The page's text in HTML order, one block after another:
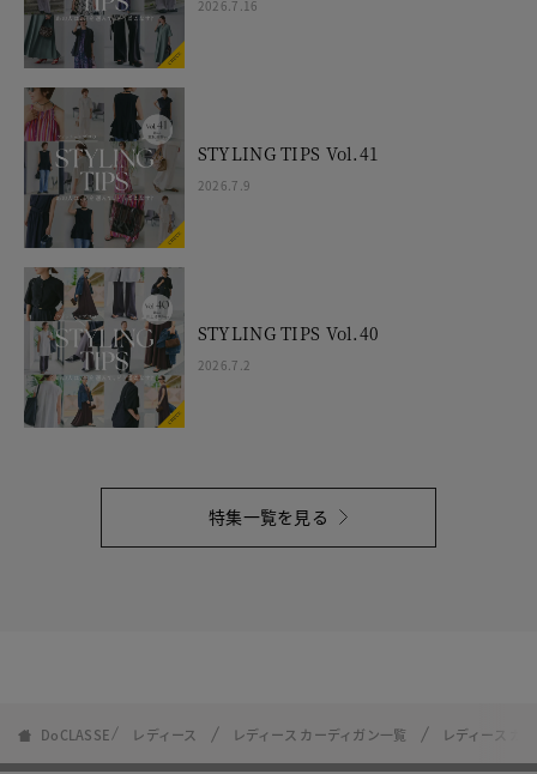
2026.7.16
STYLING TIPS Vol.41
2026.7.9
STYLING TIPS Vol.40
2026.7.2
特集一覧を見る
DoCLASSE レディース レディース カーディガン一覧 レディース カ